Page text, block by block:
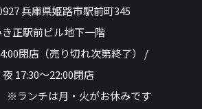
兵庫県姫路市駅前町345
き正駅前ビル地下一階
閉店（売り切れ次第終了） /
夜 17:30～22:00閉店
※ランチは月・火がお休みです